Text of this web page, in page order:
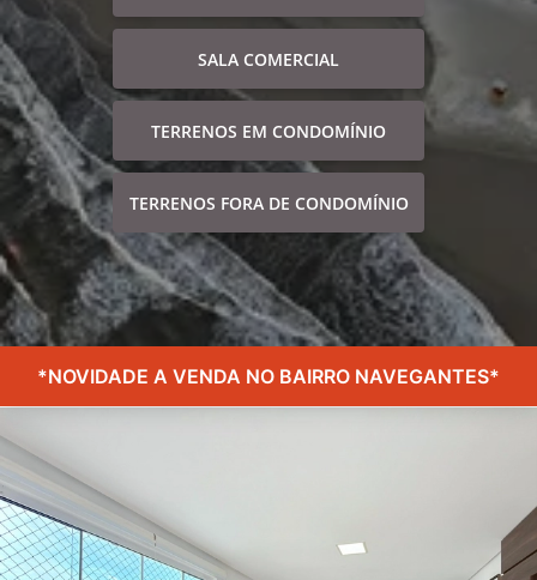
SALA COMERCIAL
TERRENOS EM CONDOMÍNIO
TERRENOS FORA DE CONDOMÍNIO
*NOVIDADE A VENDA NO BAIRRO NAVEGANTES*